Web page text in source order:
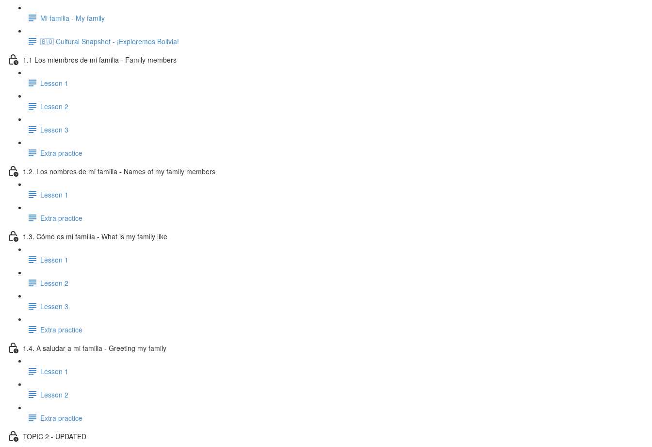
Mi familia - My family
🇧🇴 Cultural Snapshot - ¡Exploremos Bolivia!
1.1 Los miembros de mi familia - Family members
Lesson 1
Lesson 2
Lesson 3
Extra practice
1.2. Los nombres de mi familia - Names of my family members
Lesson 1
Extra practice
1.3. Cómo es mi familia - What is my family like
Lesson 1
Lesson 2
Lesson 3
Extra practice
1.4. A saludar a mi familia - Greeting my family
Lesson 1
Lesson 2
Extra practice
TOPIC 2 - UPDATED